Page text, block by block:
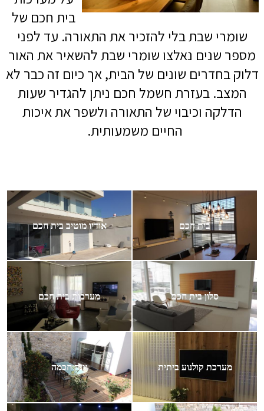
בית חכם של
שומרי שבת בלי להזכיר את התאורה. עד לפני
מספר שנים נאלצו שומרי שבת להשאיר את האור
דלוק בחדרים שונים של הבית, אך כיום זה כבר לא
המצב. בעזרת חשמל חכם ניתן להגדיר שעות
הדלקה וכיבוי של התאורה ולשפר את איכות
החיים משמעותית.
בית חכם אודיו מוטיב בית חכם
סלון בית חכם מערכות בית חכם
מערכת קולנוע ביתית גינה חכמה